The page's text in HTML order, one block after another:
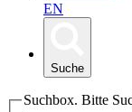
EN
Suche
Suchbox. Bitte